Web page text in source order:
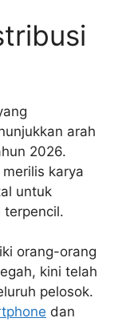
arah
2026.
karya
untuk
terpencil.
orang-orang
kini telah
pelosok.
dan